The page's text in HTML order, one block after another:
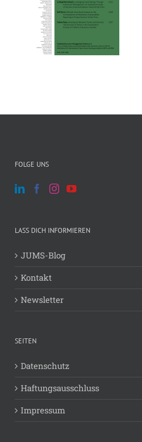
FOLGE UNS
LASS DICH INFORMIEREN
JUMS-Blog
Kontakt
Newsletter
SEITEN
Datenschutz
Haftungsausschluss
Impressum